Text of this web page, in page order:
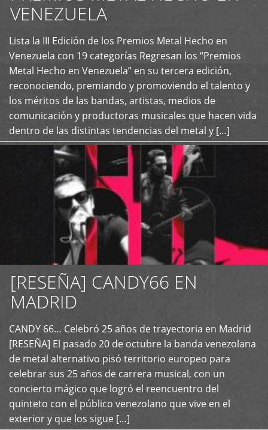
VENEZUELA
Lista la III Edición de los Premios Metal Hecho en
Venezuela con 19 categorías Regresan los “Premios
Metal Hecho en Venezuela” en su tercera edición,
reconociendo, premiando y promoviendo el talento y
los méritos de las bandas, artistas, medios de
comunicación y productoras musicales que hacen vida
dentro de las distintas tendencias del metal y […]
+
[RESEÑA] CANDY66 EN
MADRID
CANDY 66… Celebró 25 años de trayectoria en Madrid
[RESEÑA] El pasado 20 de octubre la banda venezolana
de metal alternativo pisó territorio europeo para
celebrar sus 25 años de carrera musical, con un
concierto mágico que logró el reencuentro del
quinteto con el público venezolano que vive en el
exterior y que los sigue […]
+